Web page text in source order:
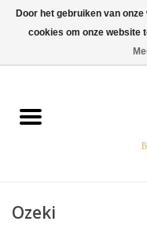
Wijn
Gin & Tonic
Ozeki
Door het gebruiken van
cookies om onze website